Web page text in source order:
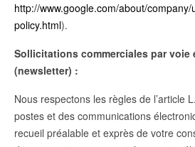
http://www.google.com/about/company/
policy.html).
Sollicitations commerciales par voie
(newsletter) :
Nous respectons les règles de l’article
postes et des communications
recueil préalable et exprès de votre